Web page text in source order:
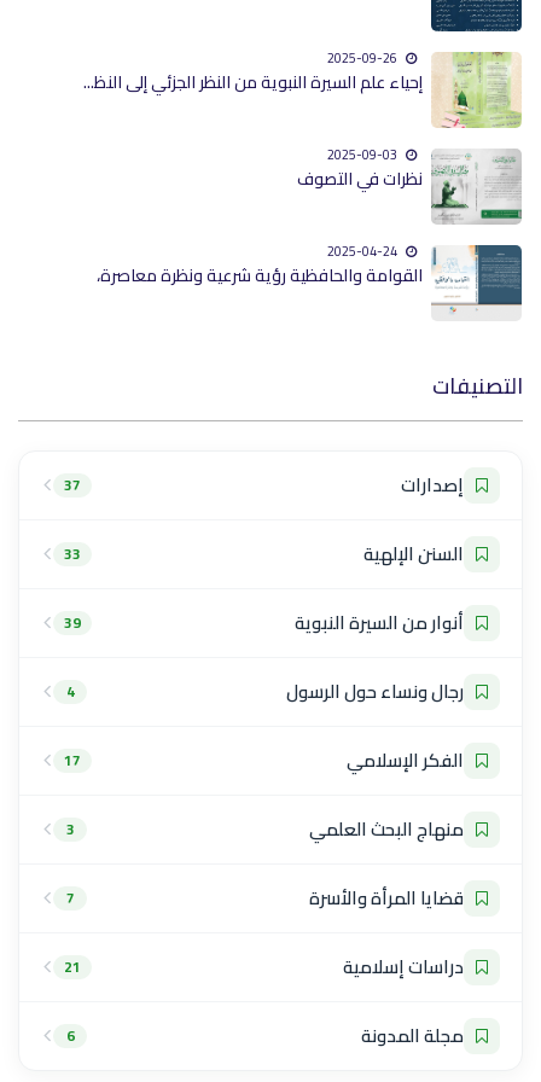
إحياء علم السيرة النبوية من النظر الجزئي إلى النظ...
نظرات في التصوف
القوامة والحافظية رؤية شرعية ونظرة معاصرة،
التصنيفات
إصدارات 37
السنن الإلهية 33
أنوار من السيرة النبوية 39
رجال ونساء حول الرسول 4
الفكر الإسلامي 17
منهاج البحث العلمي 3
قضايا المرأة والأسرة 7
دراسات إسلامية 21
مجلة المدونة 6